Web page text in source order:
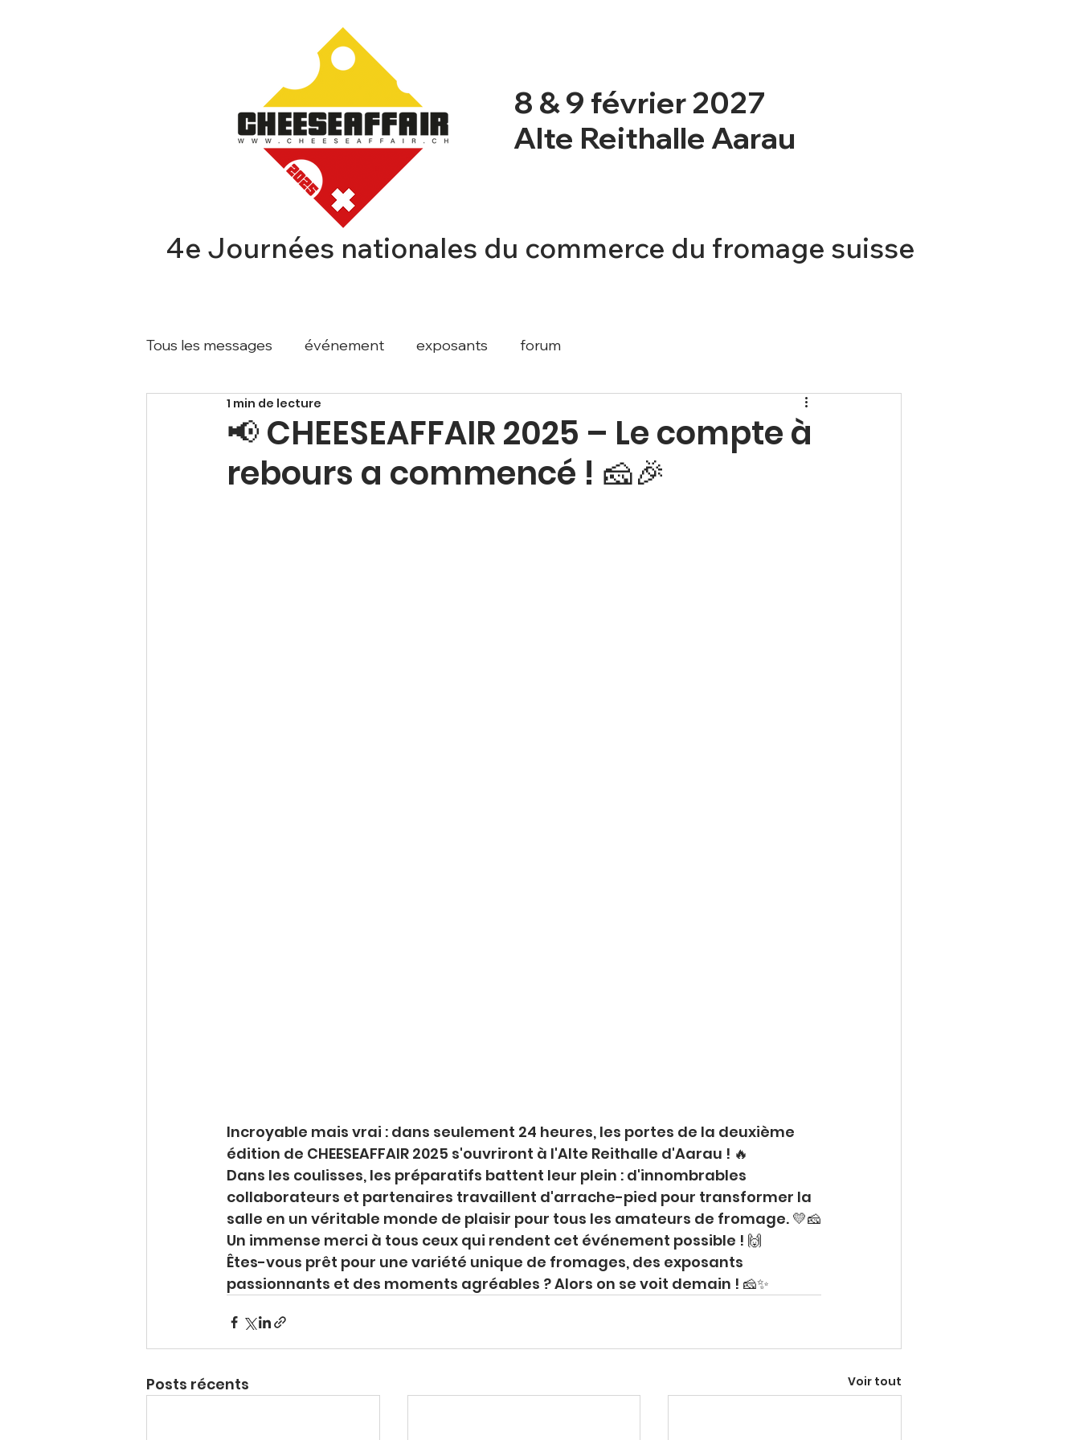
8 & 9 février 2027
Alte Reithalle Aarau
4e Journées nationales du commerce du fromage suisse
Tous les messages événement exposants forum
📢 CHEESEAFFAIR 2025 – Le compte à
rebours a commencé ! 🧀🎉
1 min de lecture
Incroyable mais vrai : dans seulement 24 heures, les portes de la deuxième
édition de CHEESEAFFAIR 2025 s'ouvriront à l'Alte Reithalle d'Aarau ! 🔥
Dans les coulisses, les préparatifs battent leur plein : d'innombrables
collaborateurs et partenaires travaillent d'arrache-pied pour transformer la
salle en un véritable monde de plaisir pour tous les amateurs de fromage. 💛🧀
Un immense merci à tous ceux qui rendent cet événement possible ! 🙌
Êtes-vous prêt pour une variété unique de fromages, des exposants
passionnants et des moments agréables ? Alors on se voit demain ! 🧀✨
Posts récents Voir tout